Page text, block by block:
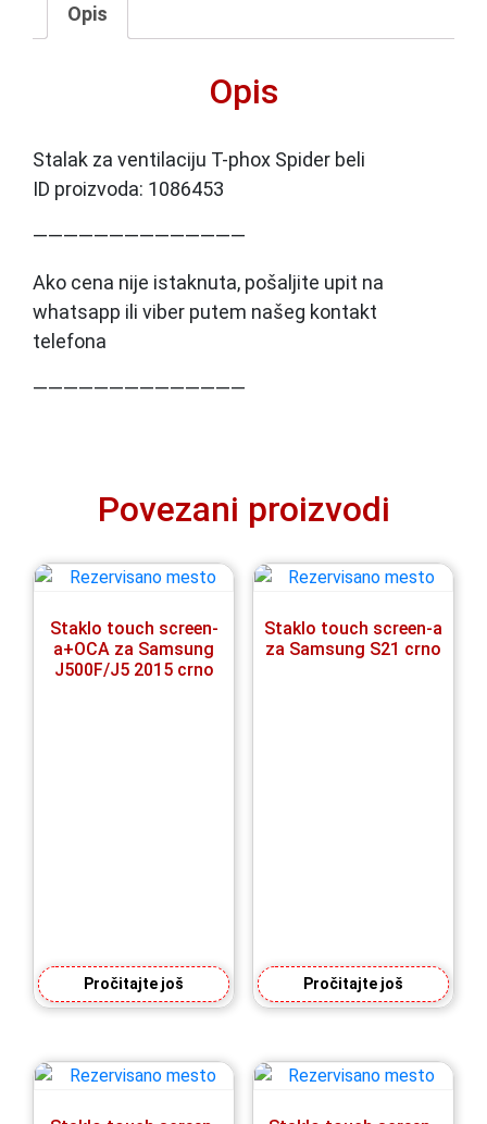
Opis
Opis
Stalak za ventilaciju T-phox Spider beli
ID proizvoda: 1086453
——————————————
Ako cena nije istaknuta, pošaljite upit na
whatsapp ili viber putem našeg kontakt
telefona
——————————————
Povezani proizvodi
Staklo touch screen-
a+OCA za Samsung
J500F/J5 2015 crno
Pročitajte još
Staklo touch screen-a
za Samsung S21 crno
Pročitajte još